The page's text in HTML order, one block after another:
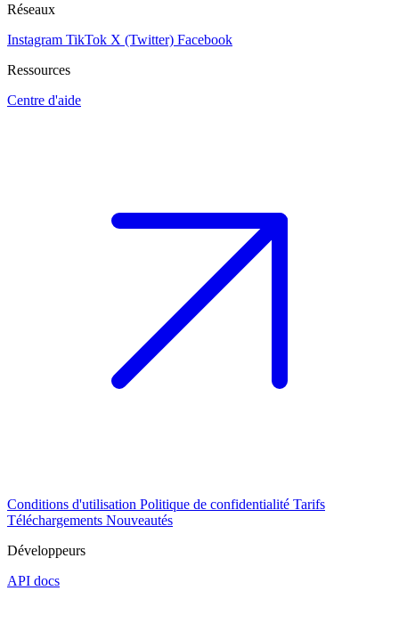
Réseaux
Instagram TikTok X (Twitter) Facebook
Ressources
Centre d'aide
Conditions d'utilisation Politique de confidentialité Tarifs
Téléchargements Nouveautés
Développeurs
API docs